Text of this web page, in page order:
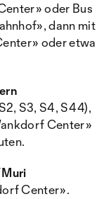
oder Bus
dann mit
oder etwa
S3, S4, S44),
Center»
Center».